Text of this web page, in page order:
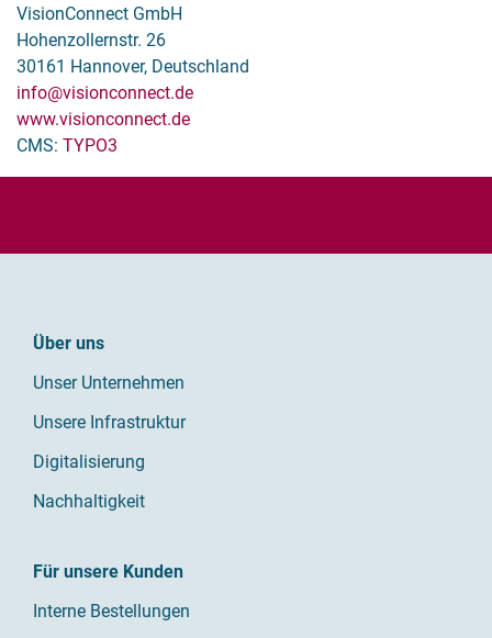
VisionConnect GmbH
Hohenzollernstr. 26
30161 Hannover, Deutschland
info@visionconnect.de
www.visionconnect.de
CMS: TYPO3
Über uns
Unser Unternehmen
Unsere Infrastruktur
Digitalisierung
Nachhaltigkeit
Für unsere Kunden
Interne Bestellungen